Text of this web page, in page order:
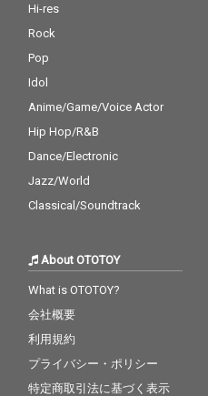
Hi-res
Rock
Pop
Idol
Anime/Game/Voice Actor
Hip Hop/R&B
Dance/Electronic
Jazz/World
Classical/Soundtrack
About OTOTOY
What is OTOTOY?
会社概要
利用規約
プライバシー・ポリシー
特定商取引法に基づく表示